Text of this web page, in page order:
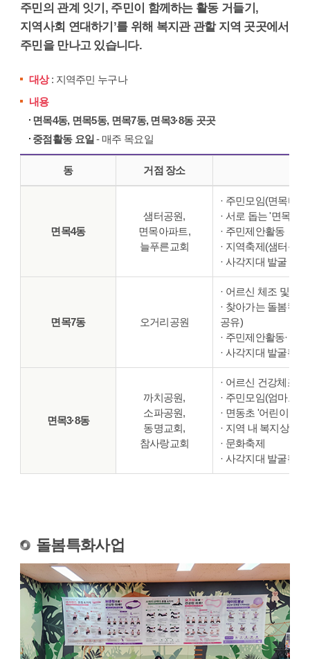
주민의 관계 잇기, 주민이 함께하는 활동 거들기,
지역사회 연대하기’를 위해 복지관 관할 지역 곳곳에서
주민을 만나고 있습니다.
대상: 지역주민 누구나
내용
면목4동, 면목5동, 면목7동, 면목3·8동 곳곳
중점활동 요일 - 매주 목요일
동 거점 장소
면목4동
샘터공원,
면목아파트,
늘푸른교회
· 주민모임(면목다방)
· 서로 돕는 '면목품
· 주민제안활동
· 지역축제(샘터동
· 사각지대 발굴 활동
면목7동 오거리공원
· 어르신 체조 및 음
· 찾아가는 돌봄캠
공유)
· 주민제안활동· 종
· 사각지대 발굴활동
면목3·8동
까치공원,
소파공원,
동명교회,
참사랑교회
· 어르신 건강체조
· 주민모임(엄마모
· 면동초 '어린이 마
· 지역 내 복지상담
· 문화축제
· 사각지대 발굴활동
돌봄특화사업